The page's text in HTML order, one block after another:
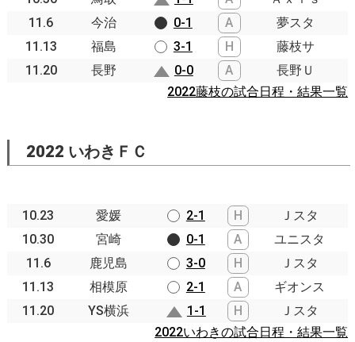
11.6
今治 0-1 A
夢スタ
11.13
福島 3-1 H
藤枝サ
11.20
長野 0-0 A
長野Ｕ
2022藤枝の試合日程・結果一覧
2022 いわきＦＣ
10.23 愛媛 2-1 H
Ｊスタ
10.30
宮崎 0-1 A
ユニスタ
11.6
鹿児島 3-0 H
Ｊスタ
11.13
相模原 2-1 A
ギオンス
11.20
YS横浜 1-1 H
Ｊスタ
2022いわきの試合日程・結果一覧